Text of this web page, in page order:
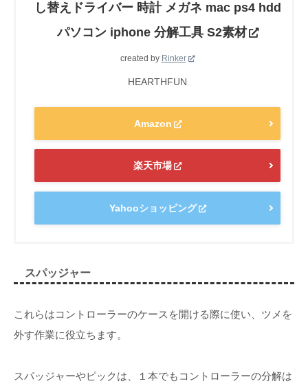
し替えドライバー 時計 メガネ mac ps4 hdd
パソコン iphone 分解工具 S2素材
created by Rinker
HEARTHFUN
Amazon
楽天市場
Yahooショッピング
スパッジャー
これらはコントローラーのケースを開ける際に使い、ツメを
外す作業に役立ちます。
スパッジャーやピックは、１本でもコントローラーの分解は